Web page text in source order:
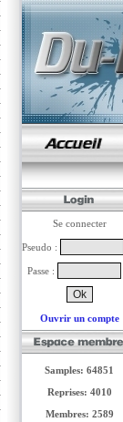
Se connecter
Pseudo :
Passe :
Ouvrir un compte
Samples: 64851
Reprises: 4010
Membres: 2589